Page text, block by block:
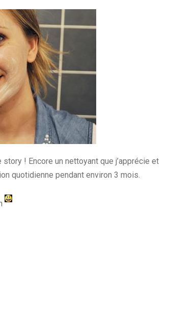
! Encore un nettoyant que j’apprécie et
quotidienne pendant environ 3 mois.